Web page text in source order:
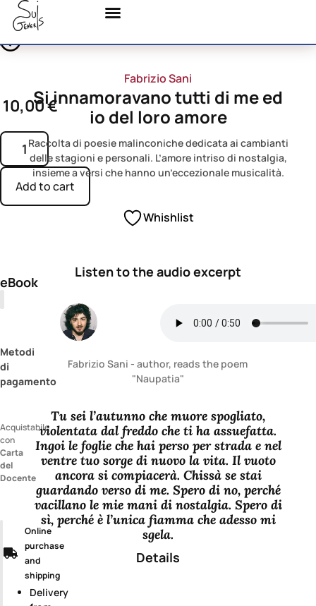
10,00€
Add to cart
eBook
Metodi
di
pagamento
Acquistabile
con
Carta
del
Docente
Online
purchase
and
shipping
Delivery
Fabrizio Sani
Si innamoravano tutti di me ed
io del loro amore
Raccolta di poesie malinconiche dedicata ai cambianti
delle stagioni e personali. L’amore intriso di nostalgia,
insieme a versi che hanno un’eccezionale musicalità.
Whishlist
Listen to the audio excerpt
Fabrizio Sani - author, reads the poem
"Naupatia"
Tu sei l’autunno che muore spogliato,
violentata dal freddo che ti ha assuefatta.
Ingoi le foglie che hai perso per strada e nel
ventre tuo sorge di nuovo la vita. Il vuoto
ancora si compiacerà. Chissà se stai
guardando verso di me. Spero di no, perché
vacillano le mie mani di nostalgia. Spero di
sì, perché è l’unica fiamma che adesso mi
sgela.
Details